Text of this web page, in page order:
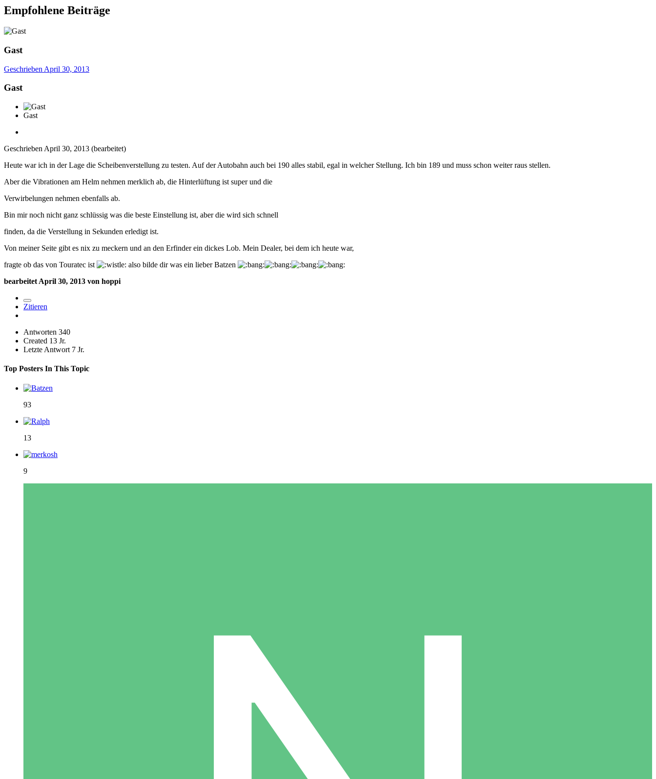
Empfohlene Beiträge
Gast
Geschrieben April 30, 2013
Gast
Gast
Geschrieben April 30, 2013 (bearbeitet)
Heute war ich in der Lage die Scheibenverstellung zu testen. Auf der Autobahn auch bei 190 alles stabil, egal in welcher Stellung. Ich bin 189 und muss schon weiter raus stellen.
Aber die Vibrationen am Helm nehmen merklich ab, die Hinterlüftung ist super und die
Verwirbelungen nehmen ebenfalls ab.
Bin mir noch nicht ganz schlüssig was die beste Einstellung ist, aber die wird sich schnell
finden, da die Verstellung in Sekunden erledigt ist.
Von meiner Seite gibt es nix zu meckern und an den Erfinder ein dickes Lob. Mein Dealer, bei dem ich heute war,
fragte ob das von Touratec ist
also bilde dir was ein lieber Batzen
bearbeitet April 30, 2013 von hoppi
Zitieren
Antworten 340
Created 13 Jr.
Letzte Antwort 7 Jr.
Top Posters In This Topic
93
13
9